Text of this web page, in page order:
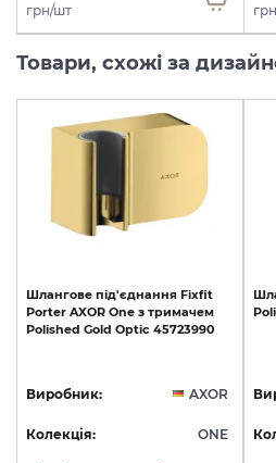
грн/шт
Товари, схожі за
Шлангове під'єднання Fixfit
Porter AXOR One з тримачем
Polished Gold Optic 45723990
Виробник: AXOR
Колекція: ONE